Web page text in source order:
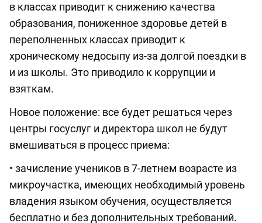
в классах приводит к снижению качества
образования, пониженное здоровье детей в
переполненных классах приводит к
хроническому недосыпу из-за долгой поездки в
и из школы. Это приводило к коррупции и
взяткам.
Новое положение: все будет решаться через
центры госуслуг и директора школ не будут
вмешиваться в процесс приема:
• зачисление учеников в 7-летнем возрасте из
микроучастка, имеющих необходимый уровень
владения языком обучения, осуществляется
бесплатно и без дополнительных требований.